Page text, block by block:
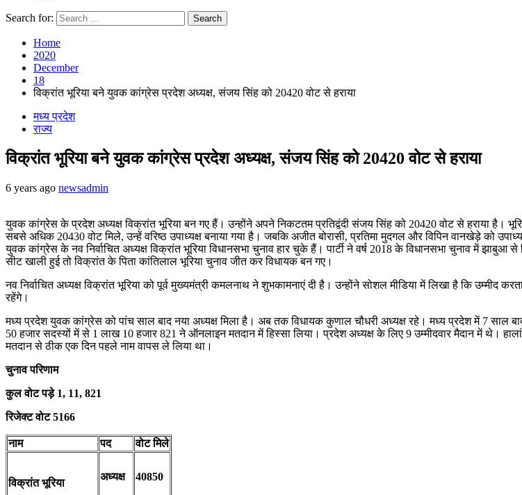
Search for:
Home
2020
December
18
विक्रांत भूरिया बने युवक कांग्रेस प्रदेश अध्यक्ष, संजय सिंह को 20420 वोट से हराया
मध्य प्रदेश
राज्य
विक्रांत भूरिया बने युवक कांग्रेस प्रदेश अध्यक्ष, संजय सिंह को 20420 वोट से हराया
6 years ago newsadmin
युवक कांग्रेस के प्रदेश अध्यक्ष विक्रांत भूरिया बन गए हैं। उन्होंने अपने निकटतम प्रतिद्वंदी संजय सिंह को 20420 वोट से हराया है।
सबसे अधिक 20430 वोट मिले, उन्हें वरिष्ठ उपाध्यक्ष बनाया गया है। जबकि अजीत बोरासी, प्रतिमा मुदगल और विपिन वानखेड़े को
युवक कांग्रेस के नव निर्वाचित अध्यक्ष विक्रांत भूरिया विधानसभा चुनाव हार चुके हैं। पार्टी ने वर्ष 2018 के विधानसभा चुनाव में
सीट खाली हुई तो विक्रांत के पिता कांतिलाल भूरिया चुनाव जीत कर विधायक बन गए।
नव निर्वाचित अध्यक्ष विक्रांत भूरिया को पूर्व मुख्यमंत्री कमलनाथ ने शुभकामनाएं दी है। उन्होंने सोशल मीडिया में लिखा है कि
रहेंगे।
मध्य प्रदेश युवक कांग्रेस को पांच साल बाद नया अध्यक्ष मिला है। अब तक विधायक कुणाल चौधरी अध्यक्ष रहे। मध्य प्रदेश में 7
50 हजार सदस्यों में से 1 लाख 10 हजार 821 ने ऑनलाइन मतदान में हिस्सा लिया। प्रदेश अध्यक्ष के लिए 9 उम्मीदवार मैदान में थे।
मतदान से ठीक एक दिन पहले नाम वापस ले लिया था।
चुनाव परिणाम
कुल वोट पड़े 1, 11, 821
रिजेक्ट वोट 5166
नाम पद वोट मिले
विक्रांत भूरिया
अध्यक्ष 40850